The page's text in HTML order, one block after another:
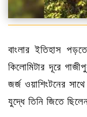
বাংলার ইতিহাস
কিলোমিটার দূরে
জর্জ ওয়াশিংটনের
যুদ্ধে তিনি জিতে